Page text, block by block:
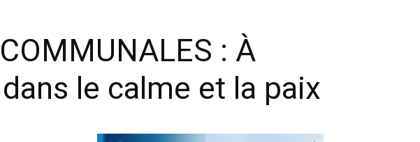
: À
le calme et la paix